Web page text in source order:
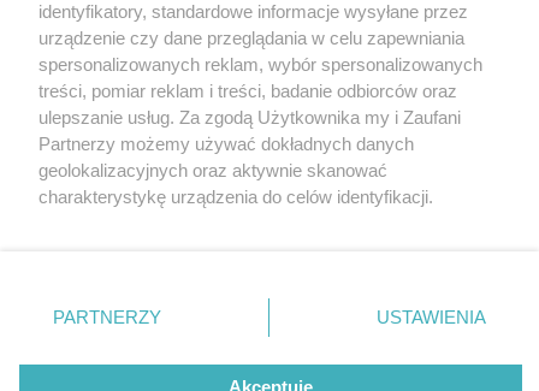
2 / 0
Nie zapomnij
zapoznać się z:
polityką prywatności regulamin korzystania z portali
Twojemiasto
Piekary Śląskie
Chorzów
Tarnowskie Góry
Gliwice
Skontakuj sięz nami
Kontakt
Wydawca
Redakcja
identyfikatory, standardowe informacje wysyłane przez
urządzenie czy dane przeglądania w celu zapewniania
spersonalizowanych reklam, wybór spersonalizowanych
treści, pomiar reklam i treści, badanie odbiorców oraz
ulepszanie usług. Za zgodą Użytkownika my i Zaufani
Partnerzy możemy używać dokładnych danych
geolokalizacyjnych oraz aktywnie skanować
charakterystykę urządzenia do celów identyfikacji.
zmienić/wycofać klikając przycisk ustawień prywatności
znajdujący się w lewym dolnym rogu strony
rodzaje przetwarzania danych nie wymagają zgody
użytkownika, ale masz prawo sprzeciwić się takiemu
PARTNERZY USTAWIENIA
Akceptuję